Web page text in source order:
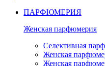
ПАРФЮМЕРИЯ
Женская парфюмерия
Селективная
Женская
Женская